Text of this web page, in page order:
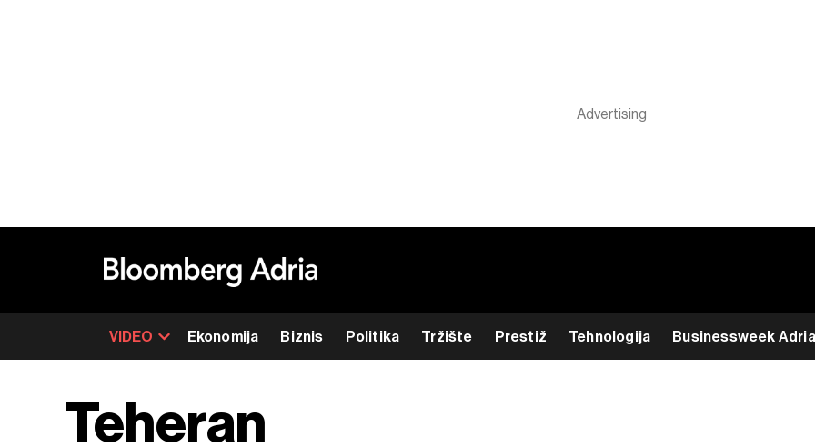
VIDEO Ekonomija Biznis Politika Tržište Prestiž Tehnologija Businessweek Adria
Teheran